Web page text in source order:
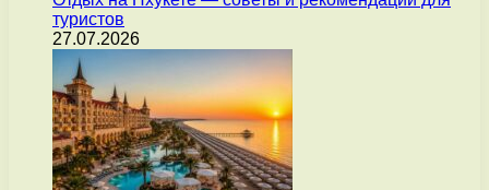
туристов
27.07.2026